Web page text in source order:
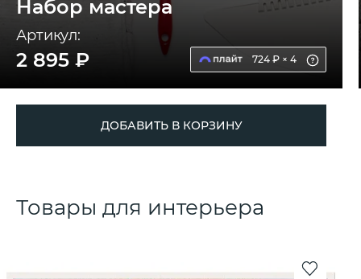
Набор мастера
Артикул:
2 895 ₽ 724 ₽ × 4
ДОБАВИТЬ В КОРЗИНУ
Товары для интерьера